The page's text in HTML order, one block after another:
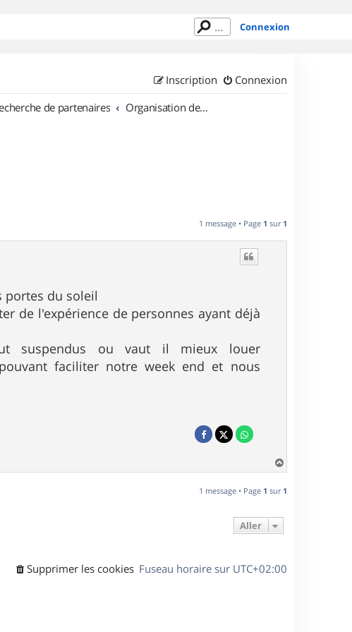
Connexion
Connexion
Inscription
de partenaires Organisation de sorties en région Rhône Alpes
1 message • Page 1 sur 1
portes du soleil
de l'expérience de personnes ayant déjà
suspendus ou vaut il mieux louer
faciliter notre week end et nous
a
t
1 message • Page 1 sur 1
Aller
Fuseau horaire sur UTC+02:00
Supprimer les cookies